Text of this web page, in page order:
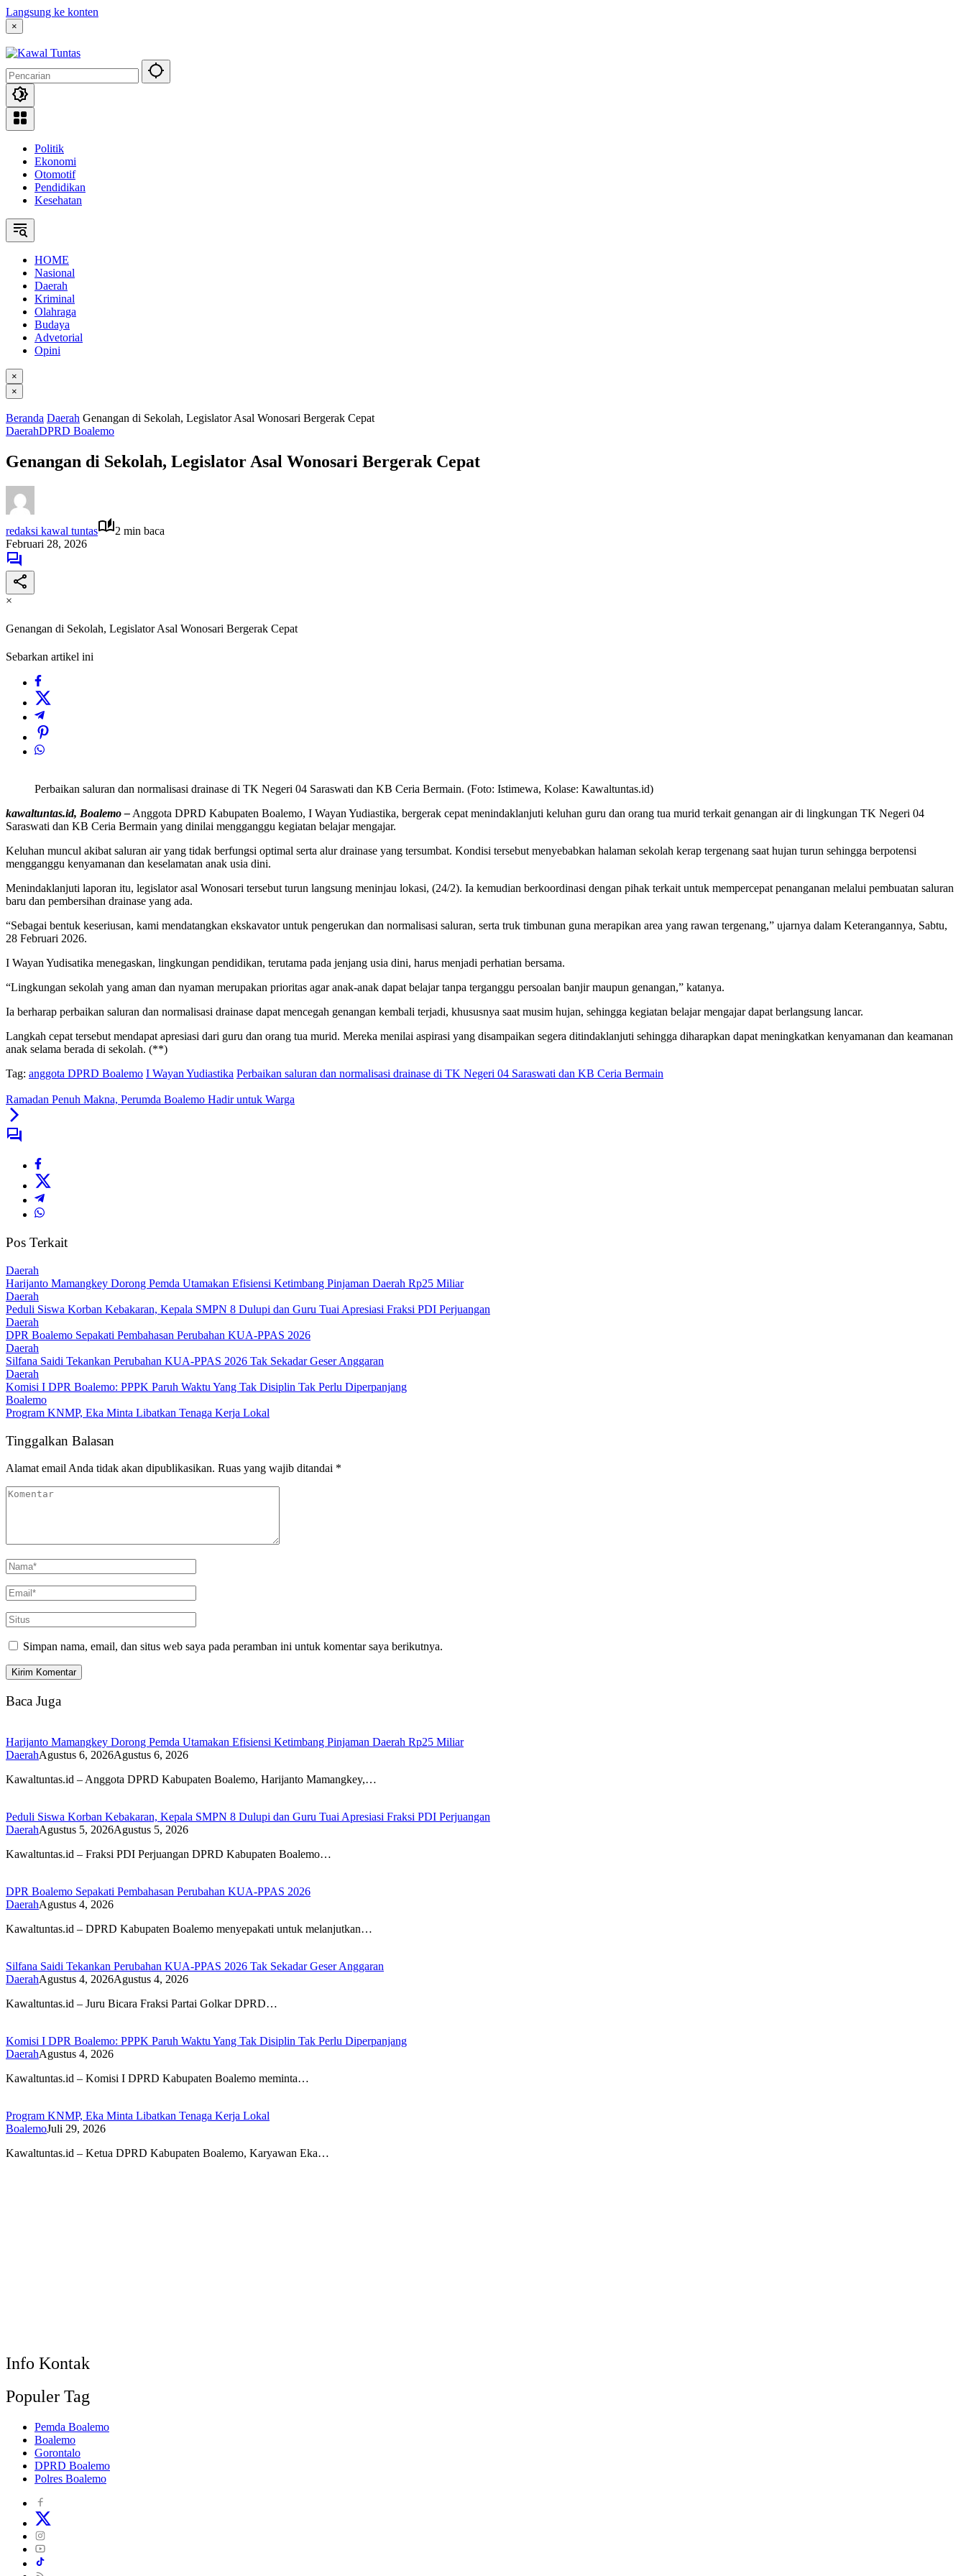
Langsung ke konten
×
Politik
Ekonomi
Otomotif
Pendidikan
Kesehatan
HOME
Nasional
Daerah
Kriminal
Olahraga
Budaya
Advetorial
Opini
×
×
Beranda Daerah Genangan di Sekolah, Legislator Asal Wonosari Bergerak Cepat
DaerahDPRD Boalemo
Genangan di Sekolah, Legislator Asal Wonosari Bergerak Cepat
redaksi kawal tuntas
2 min baca
Februari 28, 2026
×
Genangan di Sekolah, Legislator Asal Wonosari Bergerak Cepat
Sebarkan artikel ini
Perbaikan saluran dan normalisasi drainase di TK Negeri 04 Saraswati dan KB Ceria Bermain. (Foto: Istimewa, Kolase: Kawaltuntas.id)
kawaltuntas.id, Boalemo – Anggota DPRD Kabupaten Boalemo, I Wayan Yudiastika, bergerak cepat menindaklanjuti keluhan guru dan orang tua murid terkait genangan air di lingkungan TK Negeri 04
Saraswati dan KB Ceria Bermain yang dinilai mengganggu kegiatan belajar mengajar.
Keluhan muncul akibat saluran air yang tidak berfungsi optimal serta alur drainase yang tersumbat. Kondisi tersebut menyebabkan halaman sekolah kerap tergenang saat hujan turun sehingga berpotensi
mengganggu kenyamanan dan keselamatan anak usia dini.
Menindaklanjuti laporan itu, legislator asal Wonosari tersebut turun langsung meninjau lokasi, (24/2). Ia kemudian berkoordinasi dengan pihak terkait untuk mempercepat penanganan melalui pembuatan saluran
baru dan pembersihan drainase yang ada.
“Sebagai bentuk keseriusan, kami mendatangkan ekskavator untuk pengerukan dan normalisasi saluran, serta truk timbunan guna merapikan area yang rawan tergenang,” ujarnya dalam Keterangannya, Sabtu,
28 Februari 2026.
I Wayan Yudisatika menegaskan, lingkungan pendidikan, terutama pada jenjang usia dini, harus menjadi perhatian bersama.
“Lingkungan sekolah yang aman dan nyaman merupakan prioritas agar anak-anak dapat belajar tanpa terganggu persoalan banjir maupun genangan,” katanya.
Ia berharap perbaikan saluran dan normalisasi drainase dapat mencegah genangan kembali terjadi, khususnya saat musim hujan, sehingga kegiatan belajar mengajar dapat berlangsung lancar.
Langkah cepat tersebut mendapat apresiasi dari guru dan orang tua murid. Mereka menilai aspirasi yang disampaikan segera ditindaklanjuti sehingga diharapkan dapat meningkatkan kenyamanan dan keamanan
anak selama berada di sekolah. (**)
Tag: anggota DPRD Boalemo I Wayan Yudiastika Perbaikan saluran dan normalisasi drainase di TK Negeri 04 Saraswati dan KB Ceria Bermain
Ramadan Penuh Makna, Perumda Boalemo Hadir untuk Warga
Pos Terkait
Daerah
Harijanto Mamangkey Dorong Pemda Utamakan Efisiensi Ketimbang Pinjaman Daerah Rp25 Miliar
Daerah
Peduli Siswa Korban Kebakaran, Kepala SMPN 8 Dulupi dan Guru Tuai Apresiasi Fraksi PDI Perjuangan
Daerah
DPR Boalemo Sepakati Pembahasan Perubahan KUA-PPAS 2026
Daerah
Silfana Saidi Tekankan Perubahan KUA-PPAS 2026 Tak Sekadar Geser Anggaran
Daerah
Komisi I DPR Boalemo: PPPK Paruh Waktu Yang Tak Disiplin Tak Perlu Diperpanjang
Boalemo
Program KNMP, Eka Minta Libatkan Tenaga Kerja Lokal
Tinggalkan Balasan
Alamat email Anda tidak akan dipublikasikan. Ruas yang wajib ditandai *
Simpan nama, email, dan situs web saya pada peramban ini untuk komentar saya berikutnya.
Baca Juga
Harijanto Mamangkey Dorong Pemda Utamakan Efisiensi Ketimbang Pinjaman Daerah Rp25 Miliar
DaerahAgustus 6, 2026Agustus 6, 2026
Kawaltuntas.id – Anggota DPRD Kabupaten Boalemo, Harijanto Mamangkey,…
Peduli Siswa Korban Kebakaran, Kepala SMPN 8 Dulupi dan Guru Tuai Apresiasi Fraksi PDI Perjuangan
DaerahAgustus 5, 2026Agustus 5, 2026
Kawaltuntas.id – Fraksi PDI Perjuangan DPRD Kabupaten Boalemo…
DPR Boalemo Sepakati Pembahasan Perubahan KUA-PPAS 2026
DaerahAgustus 4, 2026
Kawaltuntas.id – DPRD Kabupaten Boalemo menyepakati untuk melanjutkan…
Silfana Saidi Tekankan Perubahan KUA-PPAS 2026 Tak Sekadar Geser Anggaran
DaerahAgustus 4, 2026Agustus 4, 2026
Kawaltuntas.id – Juru Bicara Fraksi Partai Golkar DPRD…
Komisi I DPR Boalemo: PPPK Paruh Waktu Yang Tak Disiplin Tak Perlu Diperpanjang
DaerahAgustus 4, 2026
Kawaltuntas.id – Komisi I DPRD Kabupaten Boalemo meminta…
Program KNMP, Eka Minta Libatkan Tenaga Kerja Lokal
BoalemoJuli 29, 2026
Kawaltuntas.id – Ketua DPRD Kabupaten Boalemo, Karyawan Eka…
Info Kontak
Populer Tag
Pemda Boalemo
Boalemo
Gorontalo
DPRD Boalemo
Polres Boalemo